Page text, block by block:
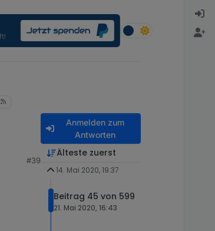
#39
Anmelden zum
Antworten
Älteste zuerst
14. Mai 2020, 19:37
Beitrag 45 von 599
21. Mai 2020, 16:43